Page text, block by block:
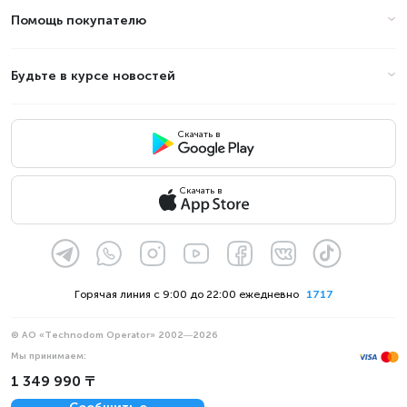
1 349 990 ₸
Помощь покупателю
Будьте в курсе новостей
Скачать в
Скачать в
1717
Горячая линия с 9:00 до 22:00 ежедневно
© АО «Technodom Operator» 2002—2026
Мы принимаем:
Официальное уведомление
Политика конфиденциальности